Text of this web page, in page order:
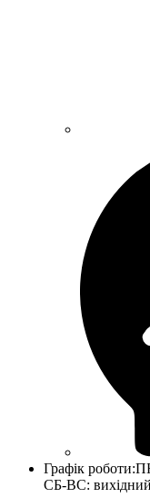
Графік роботи:
СБ-ВС: вихідний